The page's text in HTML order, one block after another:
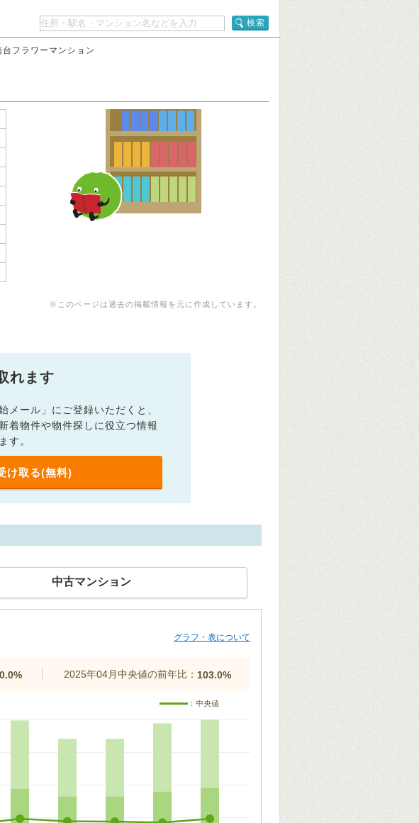
検索
台フラワーマンション
※このページは過去の掲載情報を元に作成しています。
れます
メール」にご登録いただくと、
着物件や物件探しに役立つ情報
す。
け取る(無料)
中古マンション
グラフ・表について
2025年04月中央値の前年比： 103.0%
：中央値